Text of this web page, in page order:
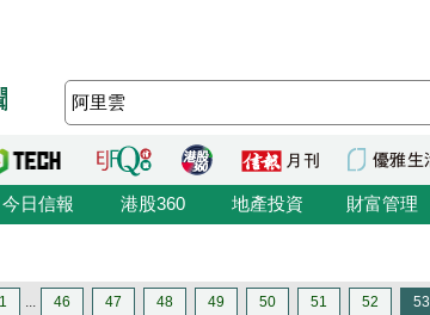
今日信報 港股360 地產投資 財富管理
1 ... 46 47 48 49 50 51 52 53